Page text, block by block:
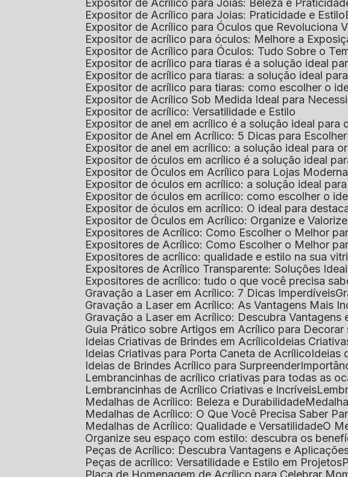
Expositor de Acrílico para Joias: Beleza e
Expositor de Acrílico para Joias: Praticidade e Estilo
Expositor de Acrílico para Óculos que Revoluciona
Expositor de acrílico para óculos: Melhore a
Expositor de Acrílico para Óculos: Tudo Sobre o
Expositor de acrílico para tiaras é a solução ideal
Expositor de acrílico para tiaras: a solução ideal
Expositor de acrílico para tiaras: como escolher o
Expositor de Acrílico Sob Medida Ideal para
Expositor de acrílico: Versatilidade e Estilo
Expositor de anel em acrílico é a solução ideal
Expositor de Anel em Acrílico: 5 Dicas para Escolher
Expositor de anel em acrílico: a solução ideal para
Expositor de óculos em acrílico é a solução ideal
Expositor de Óculos em Acrílico para Lojas
Expositor de óculos em acrílico: a solução ideal
Expositor de óculos em acrílico: como escolher o
Expositor de óculos em acrílico: O ideal para
Expositor de Óculos em Acrílico: Organize e
Expositores de Acrílico: Como Escolher o Melhor
Expositores de Acrílico: Como Escolher o Melhor
Expositores de acrílico: qualidade e estilo na sua
Expositores de Acrílico Transparente: Soluções
Expositores de acrílico: tudo o que você precisa
Gravação a Laser em Acrílico: 7 Dicas Imperdíveis
Gravação a Laser em Acrílico: As Vantagens Mais
Gravação a Laser em Acrílico: Descubra
Guia Prático sobre Artigos em Acrílico para Decorar
Ideias Criativas de Brindes em Acrílico Ideias
Ideias Criativas para Porta Caneta de Acrílico Ideias
Ideias de Brindes Acrílico para Surpreender
Lembrancinhas de acrílico criativas para todas as
Lembrancinhas de Acrílico Criativas e Incríveis
Medalhas de Acrílico: Beleza e Durabilidade
Medalhas de Acrílico: O Que Você Precisa Saber
Medalhas de Acrílico: Qualidade e Versatilidade
O
Organize seu espaço com estilo: descubra os
Peças de Acrílico: Descubra Vantagens e
Peças de acrílico: Versatilidade e Estilo em Projetos
Placa de Homenagem de Acrílico para Celebrar